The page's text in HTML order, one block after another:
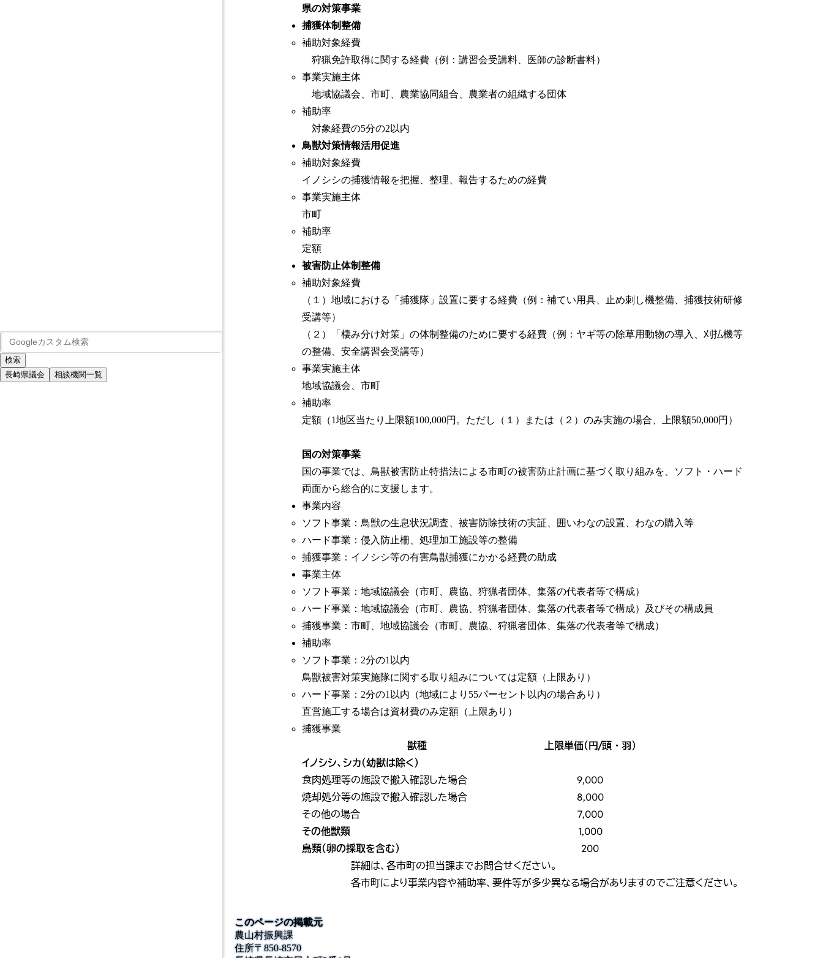
長崎県議会 相談機関一覧
県の対策事業
捕獲体制整備
補助対象経費
狩猟免許取得に関する経費（例：講習会受講料、医師の診断書料）
事業実施主体
地域協議会、市町、農業協同組合、農業者の組織する団体
補助率
対象経費の5分の2以内
鳥獣対策情報活用促進
補助対象経費
イノシシの捕獲情報を把握、整理、報告するための経費
事業実施主体
市町
補助率
定額
被害防止体制整備
補助対象経費
（１）地域における「捕獲隊」設置に要する経費（例：補てい用具、止め刺し機整備、捕獲技術研修
受講等）
（２）「棲み分け対策」の体制整備のために要する経費（例：ヤギ等の除草用動物の導入、刈払機等
の整備、安全講習会受講等）
事業実施主体
地域協議会、市町
補助率
定額（1地区当たり上限額100,000円。ただし（１）または（２）のみ実施の場合、上限額50,000円）
国の対策事業
国の事業では、鳥獣被害防止特措法による市町の被害防止計画に基づく取り組みを、ソフト・ハード
両面から総合的に支援します。
事業内容
ソフト事業：鳥獣の生息状況調査、被害防除技術の実証、囲いわなの設置、わなの購入等
ハード事業：侵入防止柵、処理加工施設等の整備
捕獲事業：イノシシ等の有害鳥獣捕獲にかかる経費の助成
事業主体
ソフト事業：地域協議会（市町、農協、狩猟者団体、集落の代表者等で構成）
ハード事業：地域協議会（市町、農協、狩猟者団体、集落の代表者等で構成）及びその構成員
捕獲事業：市町、地域協議会（市町、農協、狩猟者団体、集落の代表者等で構成）
補助率
ソフト事業：2分の1以内
鳥獣被害対策実施隊に関する取り組みについては定額（上限あり）
ハード事業：2分の1以内（地域により55パーセント以内の場合あり）
直営施工する場合は資材費のみ定額（上限あり）
捕獲事業
獣種
上限単価（円/頭・羽）
イノシシ、シカ（幼獣は除く）
食肉処理等の施設で搬入確認した場合
焼却処分等の施設で搬入確認した場合
その他の場合
9,000
8,000
7,000
その他獣類
1,000
鳥類（卵の採取を含む）
200
詳細は、各市町の担当課までお問合せください。
各市町により事業内容や補助率、要件等が多少異なる場合がありますのでご注意ください。
このページの掲載元
農山村振興課
住所〒850-8570